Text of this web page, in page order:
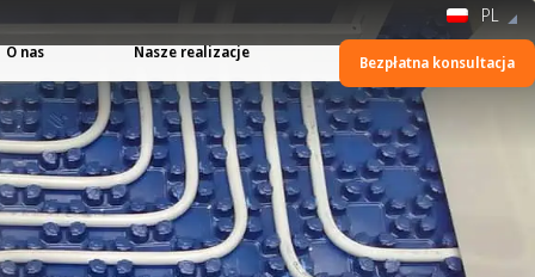
PL
O nas Nasze realizacje
Bezpłatna konsultacja